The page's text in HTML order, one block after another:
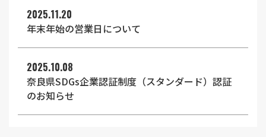
2025.11.20
年末年始の営業日について
2025.10.08
奈良県SDGs企業認証制度（スタンダード）認証
のお知らせ